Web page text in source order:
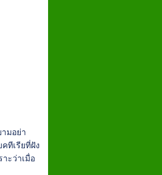
มอย่า
ทีเรียที่ฝัง
ะว่าเมื่อ